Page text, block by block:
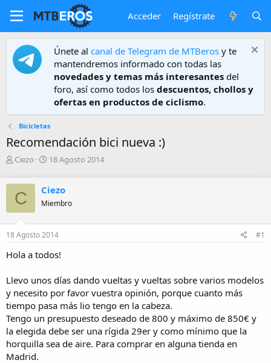
Acceder Regístrate
Únete al canal de Telegram de MTBeros y te
mantendremos informado con todas las
novedades y temas más interesantes del
foro, así como todos los descuentos, chollos y
ofertas en productos de ciclismo.
Bicicletas
Recomendación bici nueva :)
A
o
r
Ciezo
F
h
a
e
i
i
i
o
18 Agosto 2014
C Ciezo
Miembro
18 Agosto 2014 #1
Hola a todos!
Llevo unos días dando vueltas y vueltas sobre varios modelos
y necesito por favor vuestra opinión, porque cuanto más
tiempo pasa más lio tengo en la cabeza.
Tengo un presupuesto deseado de 800 y máximo de 850€ y
la elegida debe ser una rígida 29er y como mínimo que la
horquilla sea de aire. Para comprar en alguna tienda en
Madrid.